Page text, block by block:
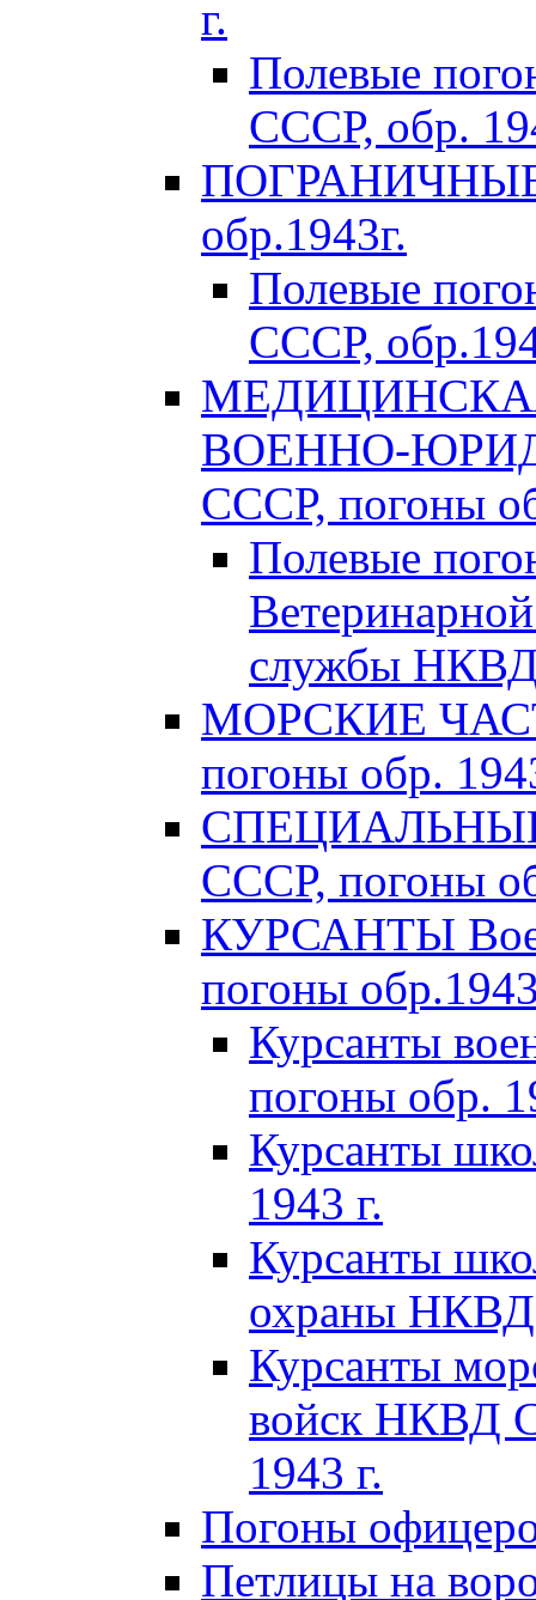
г.
Полевые
СССР, обр.
ПОГРАНИЧНЫЕ
обр.1943г.
Полевые
СССР,
ВОЕННО-
СССР, погоны
Полевые
службы НКВД
МОРСКИЕ
погоны обр.
СПЕЦИАЛЬНЫЕ
СССР, погоны
КУРСАНТЫ
погоны
Курсанты
погоны обр.
Курсанты
1943 г.
Курсанты
охраны НКВД
Курсанты
войск НКВД
1943 г.
Погоны
Петлицы на